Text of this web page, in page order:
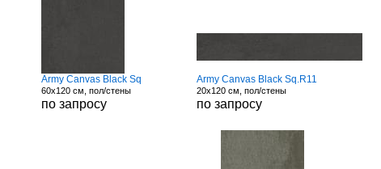
Army Canvas Black Sq
60x120 см, пол/стены
по запросу
Army Canvas Black Sq.R11
20x120 см, пол/стены
по запросу